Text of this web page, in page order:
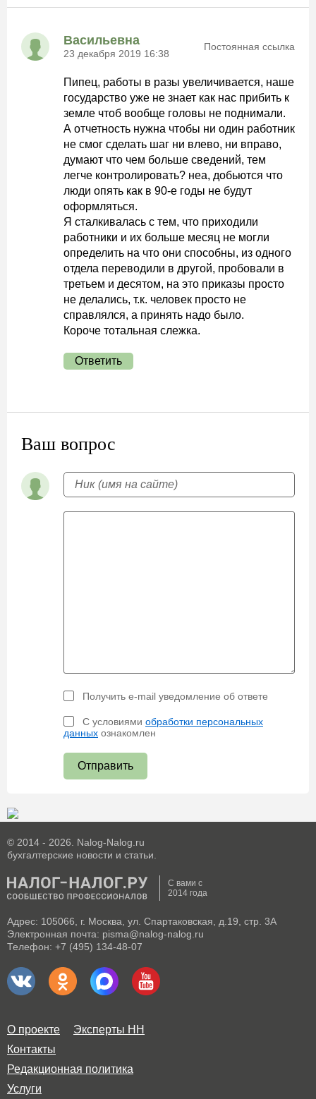
Васильевна
23 декабря 2019 16:38
Постоянная ссылка
Пипец, работы в разы увеличивается, наше
государство уже не знает как нас прибить к
земле чтоб вообще головы не поднимали.
А отчетность нужна чтобы ни один работник
не смог сделать шаг ни влево, ни вправо,
думают что чем больше сведений, тем
легче контролировать? неа, добьются что
люди опять как в 90-е годы не будут
оформляться.
Я сталкивалась с тем, что приходили
работники и их больше месяц не могли
определить на что они способны, из одного
отдела переводили в другой, пробовали в
третьем и десятом, на это приказы просто
не делались, т.к. человек просто не
справлялся, а принять надо было.
Короче тотальная слежка.
Ответить
Ваш вопрос
Получить e-mail уведомление об ответе
С условиями обработки персональных
данных ознакомлен
Отправить
© 2014 - 2026. Nalog-Nalog.ru
бухгалтерские новости и статьи.
С вами с
2014 года
Адрес: 105066, г. Москва, ул. Спартаковская, д.19, стр. 3А
Электронная почта: pisma@nalog-nalog.ru
Телефон: +7 (495) 134-48-07
О проекте
Эксперты НН
Контакты
Редакционная политика
Услуги